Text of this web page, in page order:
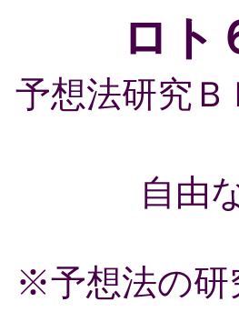
ロト
予想法研究
自由
※予想法の研